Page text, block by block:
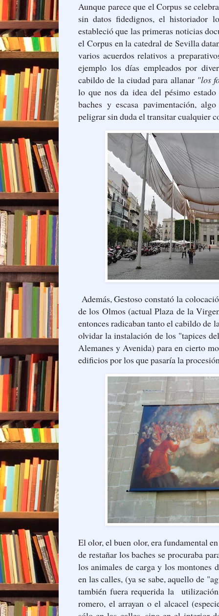
Aunque parece que el Corpus se
sin datos fidedignos, el historiador
estableció que las primeras noticias
el Corpus en la catedral de Sevilla
varios acuerdos relativos a
ejemplo los días empleados por
cabildo de la ciudad para allanar"los
lo que nos da idea del pésimo
baches y escasa pavimentación,
peligrar sin duda el transitar cualquier
Además, Gestoso constató la
de los Olmos (actual Plaza de la
entonces radicaban tanto el cabildo de
olvidar la instalación de los "tapices
Alemanes y Avenida) para en cierto
edificios por los que pasaría la
El olor, el buen olor, era fundamental
de restañar los baches se procuraba
los animales de carga y los montones
en las calles, (ya se sabe, aquello de
también fuera requerida la
romero, el arrayan o el alcacel